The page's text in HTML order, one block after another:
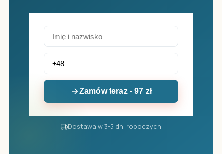
Zamów teraz - 97 zł
Dostawa w 3-5 dni roboczych